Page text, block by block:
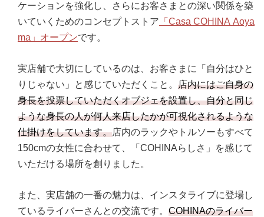
ケーションを強化し、さらにお客さまとの深い関係を築
いていくためのコンセプトストア 「Casa COHINA Aoya
ma」オープンです。
実店舗で大切にしているのは、お客さまに「自分はひと
りじゃない」と感じていただくこと。 店内にはご自身の
身長を投票していただくオブジェを設置し、自分と同じ
ような身長の人が何人来店したかが可視化されるような
仕掛けをしています。店内のラックやトルソーもすべて
150cmの女性に合わせて、「COHINAらしさ」を感じて
いただける場所を創りました。
また、実店舗の一番の魅力は、インスタライブに登場し
ているライバーさんとの交流です。 COHINAのライバー